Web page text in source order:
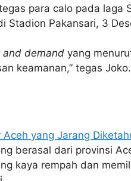
para calo pada laga
Stadion Pakansari, 3
and demand yang
keamanan,” tegas Joko.
Aceh yang Jarang
berasal dari provinsi
kaya rempah dan